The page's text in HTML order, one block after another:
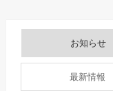
お知らせ
最新情報